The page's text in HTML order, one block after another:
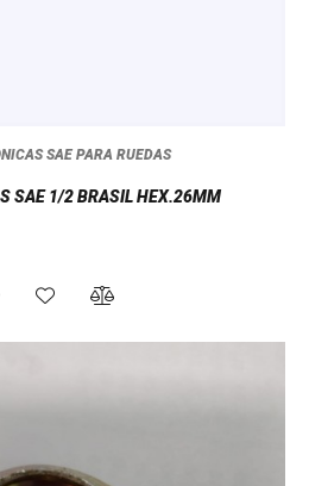
SAE PARA RUEDAS
SAE 1/2 BRASIL HEX.26MM